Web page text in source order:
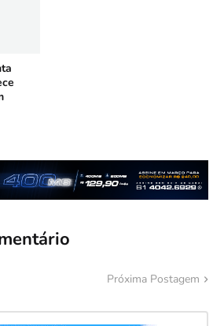
Próxima Postagem